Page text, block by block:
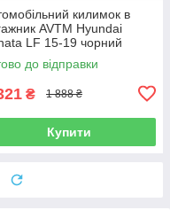
килимок в
AVTM Hyundai
LF 15-19 чорний
Соната
до відправки
₴ 1 888 ₴
Купити